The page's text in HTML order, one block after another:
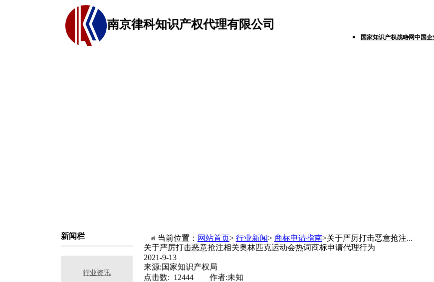
当前位置： 网站首页> 行业新闻> 商标申请指南>关于严厉打击恶意抢注...
新闻栏
关于严厉打击恶意抢注相关奥林匹克运动会热词商标申请代理行为
2021-9-13
来源:国家知识产权局
点击数: 12444 作者:未知
南京律科知识产权代理有限公司
国家知识产权战略网中国企
行业资讯